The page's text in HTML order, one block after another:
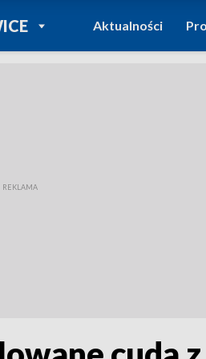
POWRÓT DO
REGIONY
Aktualności